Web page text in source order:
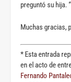
preguntó su hija. “
Muchas gracias,
* Esta entrada
en el acto de
Fernando